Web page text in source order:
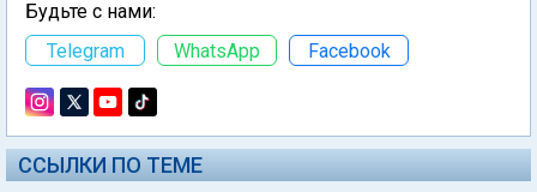
Будьте с нами:
Telegram
WhatsApp Facebook
ССЫЛКИ ПО ТЕМЕ